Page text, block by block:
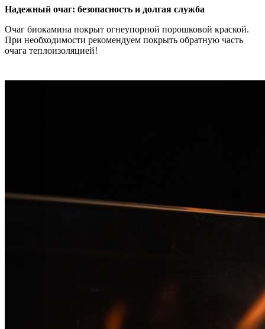
Надежный очаг: безопасность и долгая служба
Очаг биокамина покрыт огнеупорной порошковой краской.
При необходимости рекомендуем покрыть обратную часть
очага теплоизоляцией!